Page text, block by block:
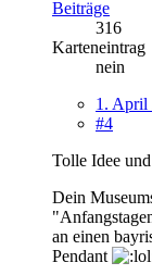
Beiträge
316
Karteneintrag
nein
1. April
#4
Tolle Idee
Dein
an einen
Pendant